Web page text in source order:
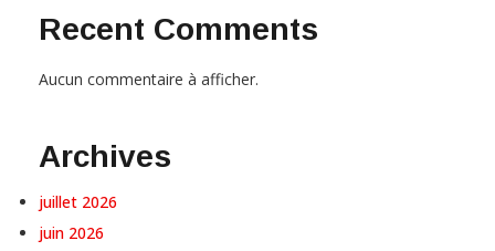
Recent Comments
Aucun commentaire à afficher.
Archives
juillet 2026
juin 2026